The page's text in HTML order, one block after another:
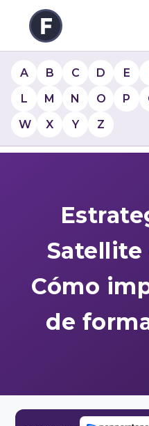
A B C D E
L
M N O P
W
X Y Z
Satellite
Cómo
de